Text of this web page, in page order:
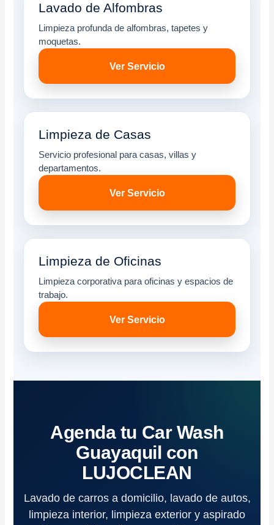
Lavado de Alfombras
Limpieza profunda de alfombras, tapetes y
moquetas.
Ver Servicio
Limpieza de Casas
Servicio profesional para casas, villas y
departamentos.
Ver Servicio
Limpieza de Oficinas
Limpieza corporativa para oficinas y espacios de
trabajo.
Ver Servicio
Agenda tu Car Wash
Guayaquil con
LUJOCLEAN
Lavado de carros a domicilio, lavado de autos,
limpieza interior, limpieza exterior y aspirado